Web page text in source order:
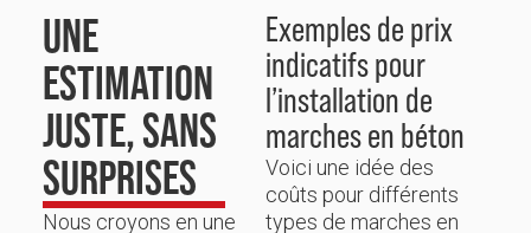
UNE
ESTIMATION
JUSTE, SANS
SURPRISES
Nous croyons en une
Exemples de prix
indicatifs pour
l’installation de
marches en béton
Voici une idée des
coûts pour différents
types de marches en